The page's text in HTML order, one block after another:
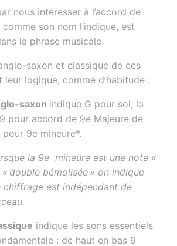
nous intéresser à l’accord de
son nom l’indique, est
la phrase musicale.
saxon et classique de ces
leur logique, comme d’habitude :
saxon indique G pour sol, la
pour accord de 9e Majeure de
9e mineure*.
la 9e mineure est une note «
double bémolisée » on indique
chiffrage est indépendant de
indique les sons essentiels
: de haut en bas 9